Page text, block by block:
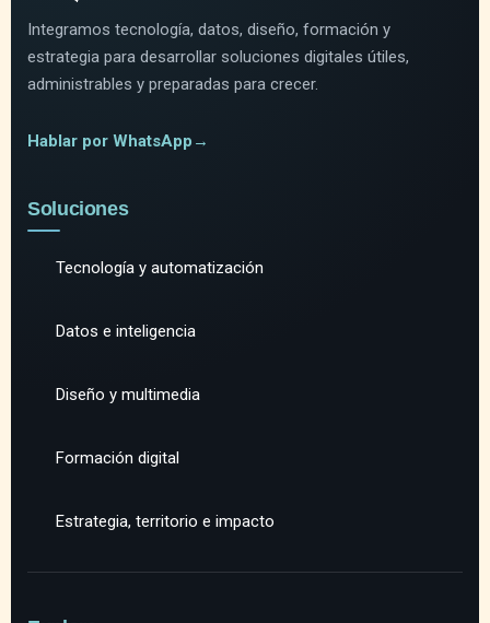
Integramos tecnología, datos, diseño, formación y
estrategia para desarrollar soluciones digitales útiles,
administrables y preparadas para crecer.
Hablar por WhatsApp →
Soluciones
Tecnología y automatización
Datos e inteligencia
Diseño y multimedia
Formación digital
Estrategia, territorio e impacto